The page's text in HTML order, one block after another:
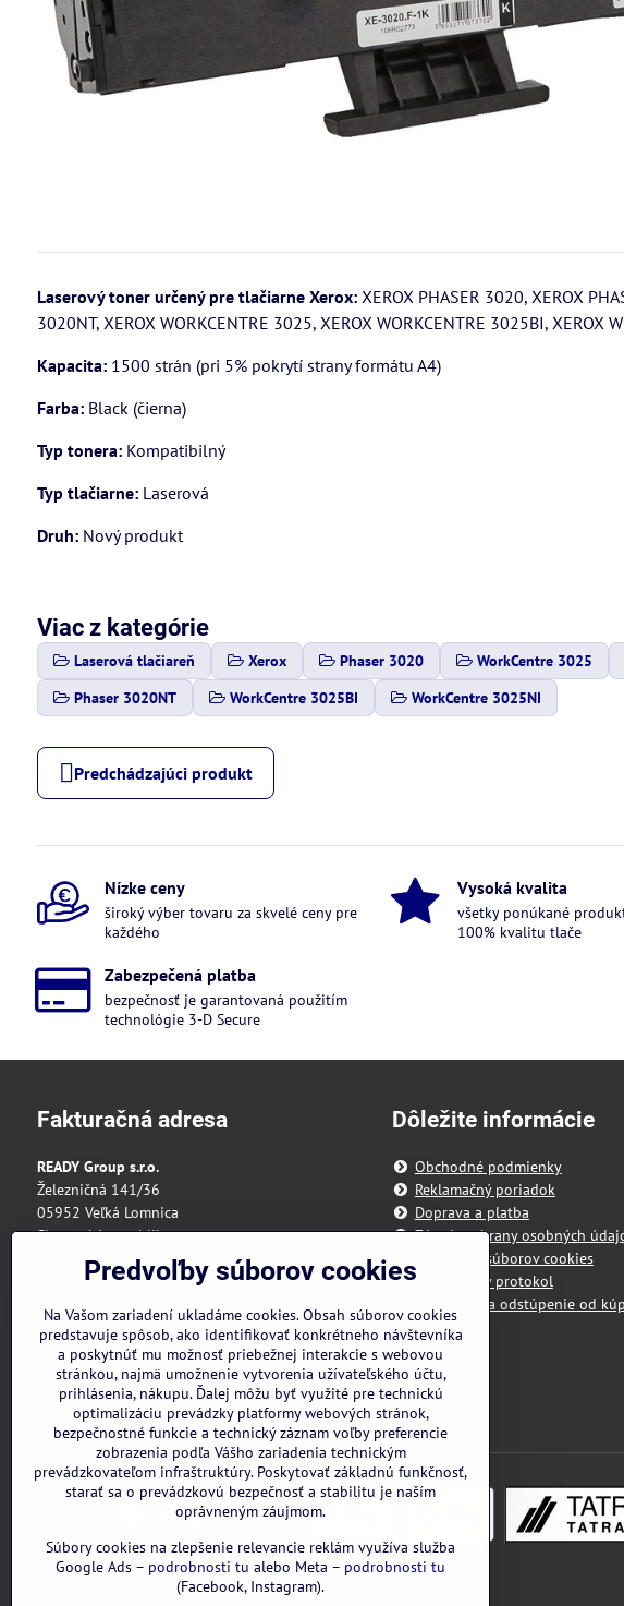
Laserový toner určený pre tlačiarne Xerox: XEROX PHASER 3020, XEROX
3020NT, XEROX WORKCENTRE 3025, XEROX WORKCENTRE 3025BI, XEROX
Kapacita: 1500 strán (pri 5% pokrytí strany formátu A4)
Farba: Black (čierna)
Typ tonera: Kompatibilný
Typ tlačiarne: Laserová
Druh: Nový produkt
Viac z kategórie
Laserová tlačiareň Xerox Phaser 3020 WorkCentre 3025
Phaser 3020NT
WorkCentre 3025BI WorkCentre 3025NI
Predchádzajúci produkt
Nízke ceny
široký výber tovaru za skvelé ceny pre
každého
Vysoká kvalita
všetky ponúkané
100% kvalitu tlače
Zabezpečená platba
bezpečnosť je garantovaná použitím
technológie 3-D Secure
Fakturačná adresa
READY Group s.r.o.
Železničná 141/36
05952 Veľká Lomnica
Slovenská republika
IČO: 55 175 431
IBAN: SK3111000000002942143418
Nie sme platcami DPH
Všetky uvedené ceny sú vrátane DPH.
Dôležite informácie
Obchodné podmienky
Reklamačný poriadok
Doprava a platba
Zásady ochrany osobných
Predvoľby súborov cookies
Reklamačný protokol
Formulár na odstúpenie od
Predvoľby súborov cookies
Na Vašom zariadení ukladáme cookies. Obsah súborov cookies
predstavuje spôsob, ako identifikovať konkrétneho návštevníka
a poskytnúť mu možnosť priebežnej interakcie s webovou
stránkou, najmä umožnenie vytvorenia užívateľského účtu,
prihlásenia, nákupu. Ďalej môžu byť využité pre technickú
optimalizáciu prevádzky platformy webových stránok,
bezpečnostné funkcie a technický záznam voľby preferencie
zobrazenia podľa Vášho zariadenia technickým
prevádzkovateľom infraštruktúry. Poskytovať základnú funkčnosť,
starať sa o prevádzkovú bezpečnosť a stabilitu je naším
oprávneným záujmom.
Súbory cookies na zlepšenie relevancie reklám využíva služba
Google Ads – podrobnosti tu alebo Meta – podrobnosti tu
(Facebook, Instagram).